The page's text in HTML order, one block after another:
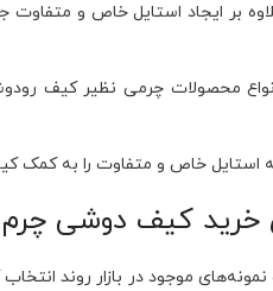
بر ایجاد استایل خاص و متفاوت
انواع محصولات چرمی نظیر کیف
استایل خاص و متفاوت را به کمک
خرید کیف دوشی
موجود در بازار روند